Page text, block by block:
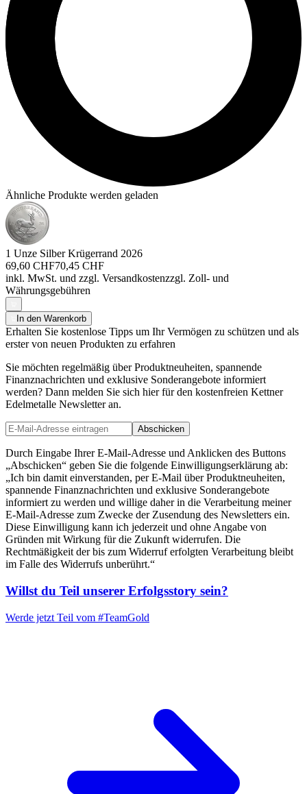
Ähnliche Produkte werden geladen
1 Unze Silber Krügerrand 2026
69,60 CHF70,45 CHF
inkl. MwSt. und zzgl. Versandkostenzzgl. Zoll- und
Währungsgebühren
In den Warenkorb
Erhalten Sie kostenlose Tipps um Ihr Vermögen zu schützen und als
erster von neuen Produkten zu erfahren
Sie möchten regelmäßig über Produktneuheiten, spannende
Finanznachrichten und exklusive Sonderangebote informiert
werden? Dann melden Sie sich hier für den kostenfreien Kettner
Edelmetalle Newsletter an.
Abschicken
Durch Eingabe Ihrer E-Mail-Adresse und Anklicken des Buttons
„Abschicken“ geben Sie die folgende Einwilligungserklärung ab:
„Ich bin damit einverstanden, per E-Mail über Produktneuheiten,
spannende Finanznachrichten und exklusive Sonderangebote
informiert zu werden und willige daher in die Verarbeitung meiner
E-Mail-Adresse zum Zwecke der Zusendung des Newsletters ein.
Diese Einwilligung kann ich jederzeit und ohne Angabe von
Gründen mit Wirkung für die Zukunft widerrufen. Die
Rechtmäßigkeit der bis zum Widerruf erfolgten Verarbeitung bleibt
im Falle des Widerrufs unberührt.“
Willst du Teil unserer Erfolgsstory sein?
Werde jetzt Teil vom #TeamGold